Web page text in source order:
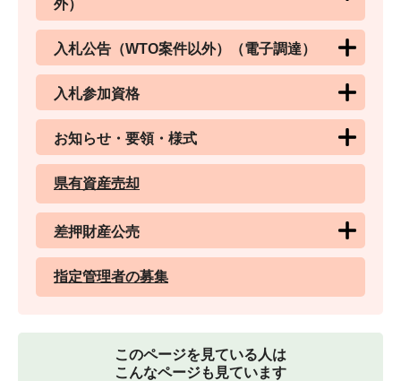
外）
入札公告（WTO案件以外）（電子調達）
入札参加資格
お知らせ・要領・様式
県有資産売却
差押財産公売
指定管理者の募集
このページを見ている人は
こんなページも見ています